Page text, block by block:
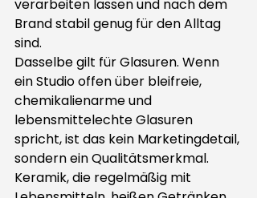
verarbeiten lassen und nach dem
Brand stabil genug für den Alltag
sind.
Dasselbe gilt für Glasuren. Wenn
ein Studio offen über bleifreie,
chemikalienarme und
lebensmittelechte Glasuren
spricht, ist das kein Marketingdetail,
sondern ein Qualitätsmerkmal.
Keramik, die regelmäßig mit